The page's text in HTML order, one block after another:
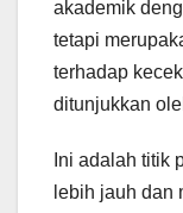
akademik
tetapi
terhadap
ditunjukkan
Ini adalah titik
lebih jauh dan